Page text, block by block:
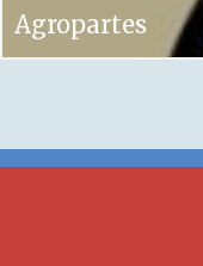
Agropartes